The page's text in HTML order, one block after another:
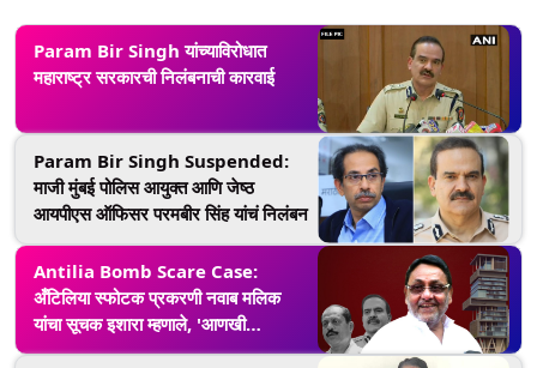
Param Bir Singh यांच्याविरोधात
महाराष्ट्र सरकारची निलंबनाची कारवाई
Param Bir Singh Suspended:
माजी मुंबई पोलिस आयुक्त आणि जेष्ठ
आयपीएस ऑफिसर परमबीर सिंह यांचं निलंबन
Antilia Bomb Scare Case:
अँटिलिया स्फोटक प्रकरणी नवाब मलिक
यांचा सूचक इशारा म्हणाले, 'आणखी
धक्कादायक माहिती बाहेर येणार'